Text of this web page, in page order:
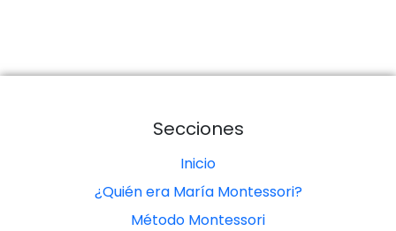
Secciones
Inicio
¿Quién era María Montessori?
Método Montessori